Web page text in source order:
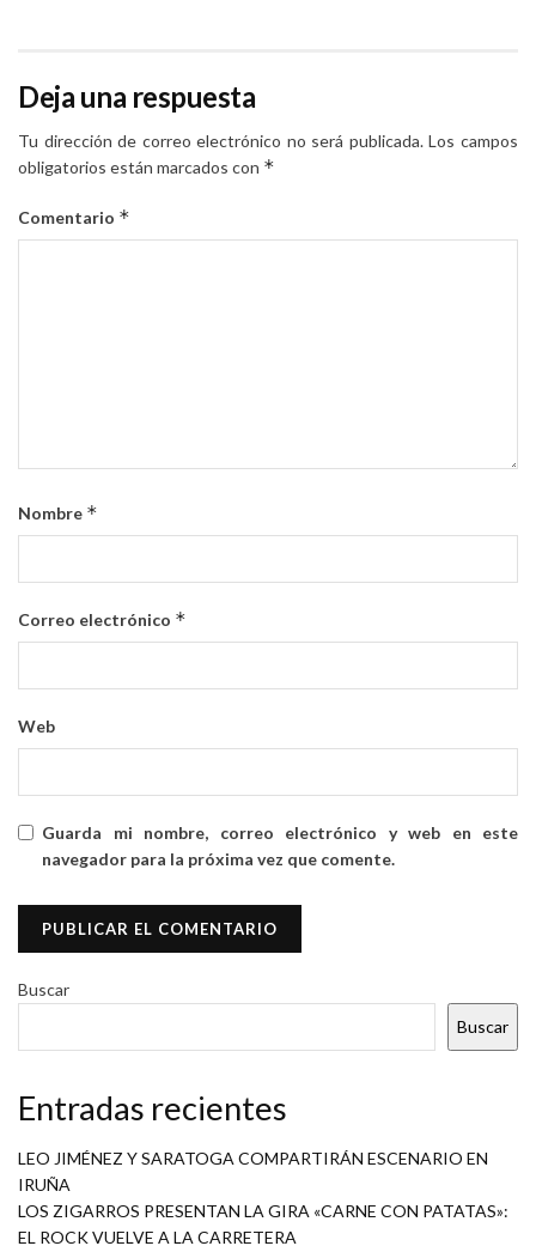
Deja una respuesta
Tu dirección de correo electrónico no será publicada. Los campos
obligatorios están marcados con *
Comentario *
Nombre *
Correo electrónico *
Web
Guarda mi nombre, correo electrónico y web en este
navegador para la próxima vez que comente.
Buscar
Buscar
Entradas recientes
LEO JIMÉNEZ Y SARATOGA COMPARTIRÁN ESCENARIO EN
IRUÑA
LOS ZIGARROS PRESENTAN LA GIRA «CARNE CON PATATAS»:
EL ROCK VUELVE A LA CARRETERA